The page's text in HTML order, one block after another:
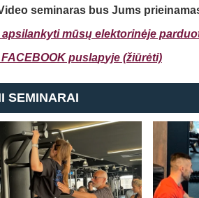
seminaras bus Jums
mūsų elektorinėje
puslapyje (žiūrėti)
SEMINARAI